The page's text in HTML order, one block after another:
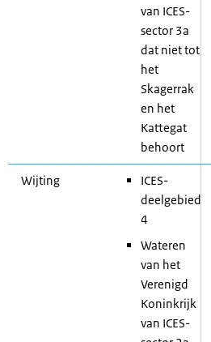
van ICES-
sector 3a
dat niet tot
het
Skagerrak
en het
Kattegat
behoort
Wijting
ICES-
deelgebied
4
Wateren
van het
Verenigd
Koninkrijk
van ICES-